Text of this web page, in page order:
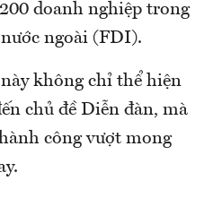
doanh nghiệp trong
ngoài (FDI).
không chỉ thể hiện
chủ đề Diễn đàn, mà
công vượt mong